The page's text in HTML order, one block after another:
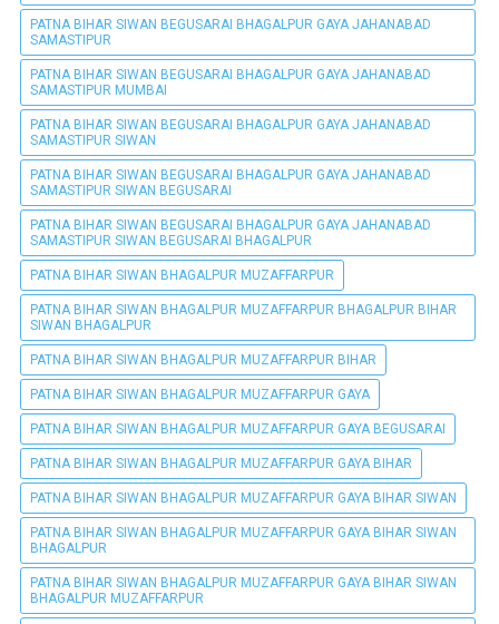
PATNA BIHAR SIWAN BEGUSARAI BHAGALPUR GAYA JAHANABAD
SAMASTIPUR
PATNA BIHAR SIWAN BEGUSARAI BHAGALPUR GAYA JAHANABAD
SAMASTIPUR MUMBAI
PATNA BIHAR SIWAN BEGUSARAI BHAGALPUR GAYA JAHANABAD
SAMASTIPUR SIWAN
PATNA BIHAR SIWAN BEGUSARAI BHAGALPUR GAYA JAHANABAD
SAMASTIPUR SIWAN BEGUSARAI
PATNA BIHAR SIWAN BEGUSARAI BHAGALPUR GAYA JAHANABAD
SAMASTIPUR SIWAN BEGUSARAI BHAGALPUR
PATNA BIHAR SIWAN BHAGALPUR MUZAFFARPUR
PATNA BIHAR SIWAN BHAGALPUR MUZAFFARPUR BHAGALPUR BIHAR
SIWAN BHAGALPUR
PATNA BIHAR SIWAN BHAGALPUR MUZAFFARPUR BIHAR
PATNA BIHAR SIWAN BHAGALPUR MUZAFFARPUR GAYA
PATNA BIHAR SIWAN BHAGALPUR MUZAFFARPUR GAYA BEGUSARAI
PATNA BIHAR SIWAN BHAGALPUR MUZAFFARPUR GAYA BIHAR
PATNA BIHAR SIWAN BHAGALPUR MUZAFFARPUR GAYA BIHAR SIWAN
PATNA BIHAR SIWAN BHAGALPUR MUZAFFARPUR GAYA BIHAR SIWAN
BHAGALPUR
PATNA BIHAR SIWAN BHAGALPUR MUZAFFARPUR GAYA BIHAR SIWAN
BHAGALPUR MUZAFFARPUR